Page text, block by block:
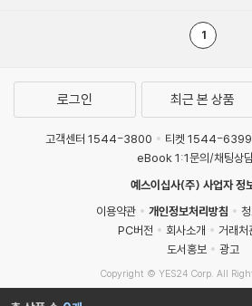
1
로그인 최근 본 상품
고객센터 1544-3800 티켓 1544-6399
eBook 1:1문의/채팅상
예스이십사(주) 사업자 정
이용약관
개인정보처리방침
PC버전
회사소개
거래처
도서홍보
광고
Copyright © YES24 Corp. All
MATOM2